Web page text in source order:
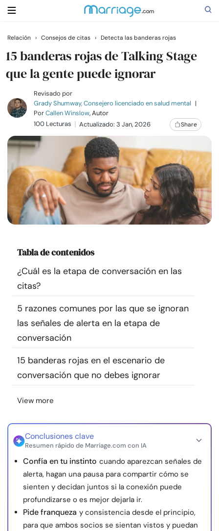
Buscar
Casarse
Relaciones
Familia
Ayuda
Cursos
Comunidad
Encuentra un terapeuta
Idioma
nosotros
© Copyright 2026. Todos los derechos reservados.
Relación › Consejos de citas › Detecta las banderas rojas
15 banderas rojas de Talking Stage
que la gente puede ignorar
Revisado por
Grady Shumway, Consejero licenciado en salud mental |
PorCallen Winslow, Autor
100 Lecturas
Actualizado: 3 Jan, 2026 Share
Tabla de contenidos
¿Cuál es la etapa de conversación en las
citas?
5 razones comunes por las que se ignoran
las señales de alerta en la etapa de
conversación
15 banderas rojas en el escenario de
conversación que no debes ignorar
View more
Conclusiones clave
Resumen rápido de Marriage.com con IA
Confía en tu instinto cuando aparezcan señales de
alerta, hagan una pausa para compartir cómo se
sienten y decidan juntos si la conexión puede
profundizarse o es mejor dejarla ir.
Pide franqueza y consistencia desde el principio,
para que ambos socios se sientan vistos y puedan